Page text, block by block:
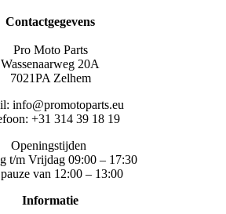
Contactgegevens
Pro Moto Parts
Wassenaarweg 20A
7021PA Zelhem
info@promotoparts.eu
+31 314 39 18 19
Openingstijden
t/m Vrijdag 09:00 – 17:30
van 12:00 – 13:00
Informatie